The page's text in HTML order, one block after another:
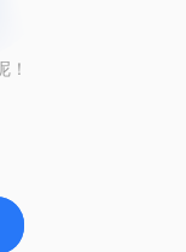
！